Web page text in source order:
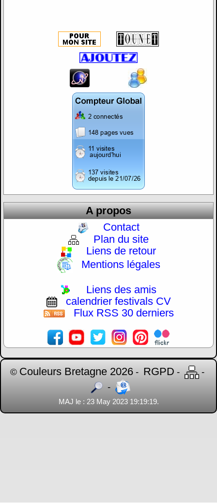
A propos
Contact
Plan du site
Liens de retour
Mentions légales
Liens des amis
calendrier festivals CV
Flux RSS 30 derniers
© Couleurs Bretagne 2026 - RGPD -
-
-
MAJ le : 23 May 2023 19:19:19.